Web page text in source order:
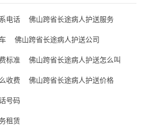
电话 佛山跨省长途病人护送服务
佛山跨省长途病人护送公司
标准 佛山跨省长途病人护送怎么叫
收费 佛山跨省长途病人护送价格
号码
租赁